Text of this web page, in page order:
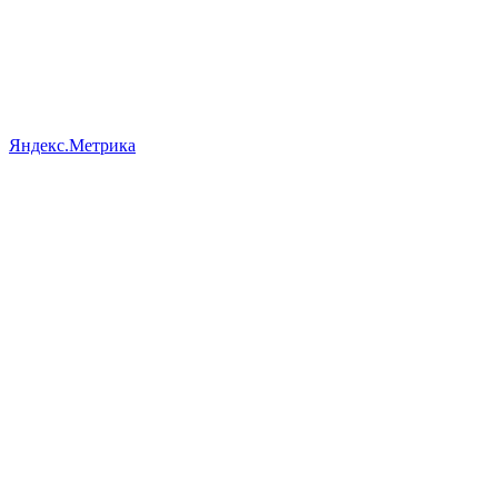
Яндекс.Метрика